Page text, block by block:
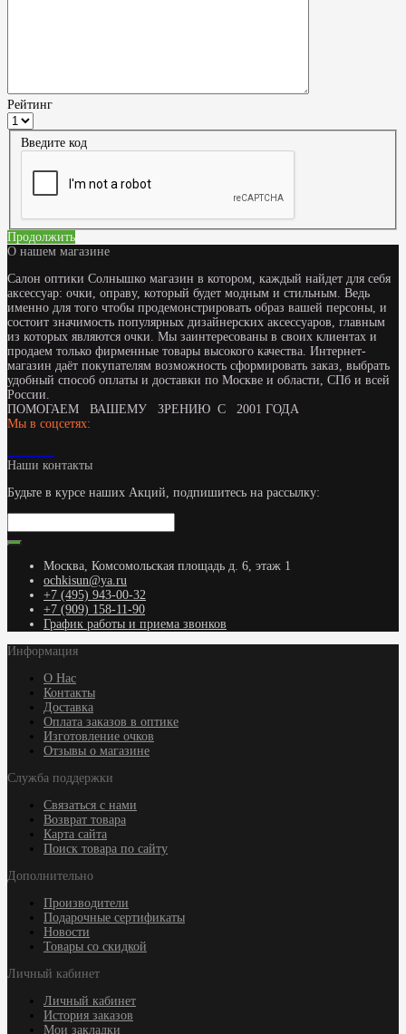
Рейтинг
Введите код
Продолжить
О нашем магазине
Салон оптики Солнышко магазин в котором, каждый найдет для себя
аксессуар: очки, оправу, который будет модным и стильным. Ведь
именно для того чтобы продемонстрировать образ вашей персоны, и
состоит значимость популярных дизайнерских аксессуаров, главным
из которых являются очки. Мы заинтересованы в своих клиентах и
продаем только фирменные товары высокого качества. Интернет-
магазин даёт покупателям возможность сформировать заказ, выбрать
удобный способ оплаты и доставки по Москве и области, СПб и всей
России.
ПОМОГАЕМ ВАШЕМУ ЗРЕНИЮ С 2001 ГОДА
Мы в соцсетях:
Наши контакты
Будьте в курсе наших Акций, подпишитесь на рассылку:
Москва, Комсомольская площадь д. 6, этаж 1
ochkisun@ya.ru
+7 (495) 943-00-32
+7 (909) 158-11-90
График работы и приема звонков
Информация
О Нас
Контакты
Доставка
Оплата заказов в оптике
Изготовление очков
Отзывы о магазине
Служба поддержки
Связаться с нами
Возврат товара
Карта сайта
Поиск товара по сайту
Дополнительно
Производители
Подарочные сертификаты
Новости
Товары со скидкой
Личный кабинет
Личный кабинет
История заказов
Мои закладки